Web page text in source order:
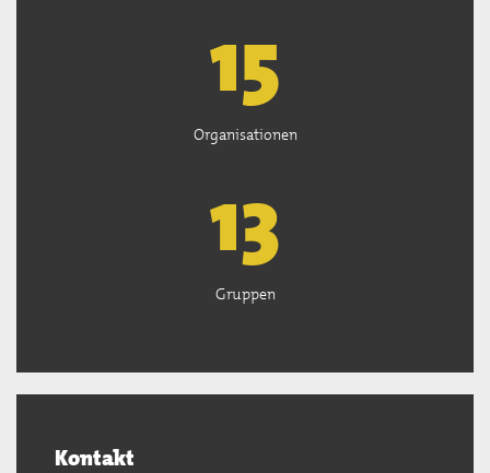
15
Organisationen
13
Gruppen
Kontakt